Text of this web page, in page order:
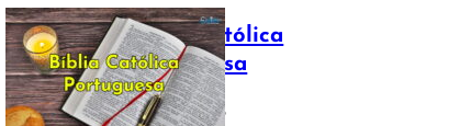
Bíblia Católica
Portuguesa
July 16, 2025